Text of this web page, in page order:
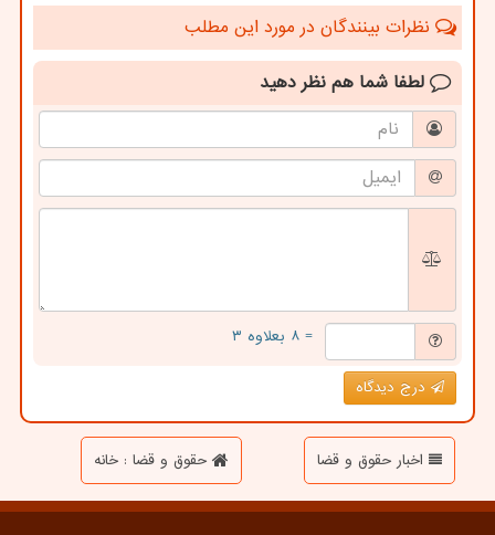
نظرات بینندگان در مورد این مطلب
لطفا شما هم نظر دهید
= ۸ بعلاوه ۳
درج دیدگاه
اخبار حقوق و قضا حقوق و قضا : خانه